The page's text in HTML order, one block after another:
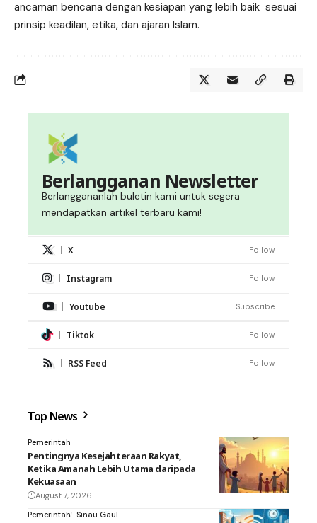
ancaman bencana dengan kesiapan yang lebih baik sesuai
prinsip keadilan, etika, dan ajaran Islam.
Berlangganan Newsletter
Berlanggananlah buletin kami untuk segera
mendapatkan artikel terbaru kami!
X Follow
Instagram Follow
Youtube Subscribe
Tiktok Follow
RSS Feed Follow
Top News
Pemerintah
Pentingnya Kesejahteraan Rakyat,
Ketika Amanah Lebih Utama daripada
Kekuasaan
August 7, 2026
Pemerintah
Sinau Gaul